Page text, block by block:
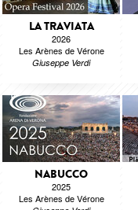
LA TRAVIATA
2026
Les Arènes de Vérone
Giuseppe Verdi
NABUCCO
2025
Les Arènes de Vérone